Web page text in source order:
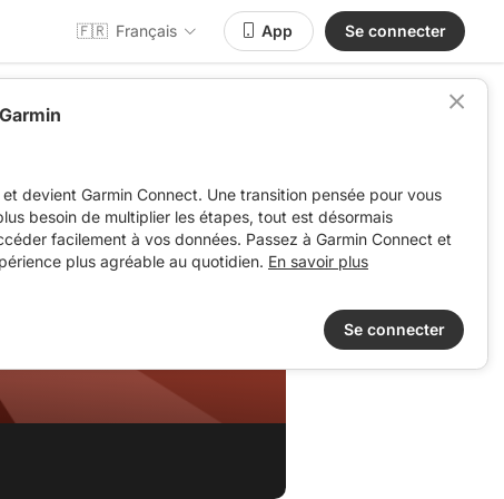
🇫🇷 Français App Se connecter
et devient Garmin Connect. Une transition pensée pour vous
besoin de multiplier les étapes, tout est désormais
facilement à vos données. Passez à Garmin Connect et
plus agréable au quotidien. En savoir plus
Se connecter